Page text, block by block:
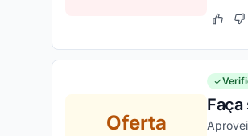
Este
Oferta